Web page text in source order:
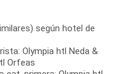
según hotel de
Olympia htl Neda &
Orfeas